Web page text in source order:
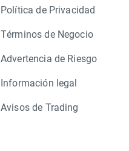
Política de Privacidad
Términos de Negocio
Advertencia de Riesgo
Información legal
Avisos de Trading